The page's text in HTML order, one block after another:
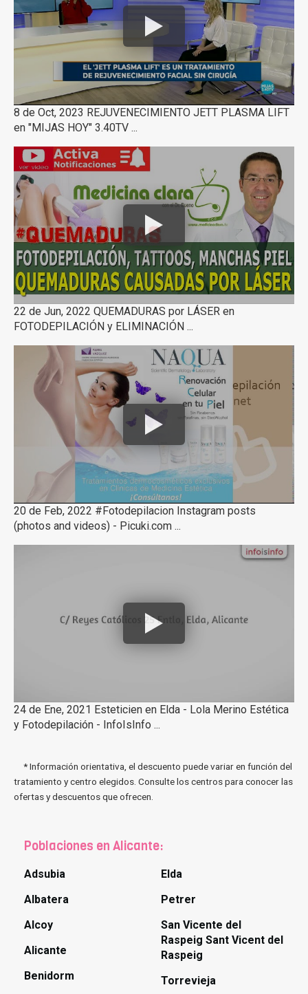
8 de Oct, 2023 REJUVENECIMIENTO JETT PLASMA LIFT
en "MIJAS HOY" 3.40TV ...
22 de Jun, 2022 QUEMADURAS por LÁSER en
FOTODEPILACIÓN y ELIMINACIÓN ...
20 de Feb, 2022 #Fotodepilacion Instagram posts
(photos and videos) - Picuki.com ...
24 de Ene, 2021 Esteticien en Elda - Lola Merino Estética
y Fotodepilación - InfoIsInfo ...
* Información orientativa, el descuento puede variar en función del
tratamiento y centro elegidos. Consulte los centros para conocer las
ofertas y descuentos que ofrecen.
Poblaciones en Alicante:
Adsubia
Albatera
Alcoy
Alicante
Benidorm
Elda
Petrer
San Vicente del
Raspeig Sant Vicent del
Raspeig
Torrevieja